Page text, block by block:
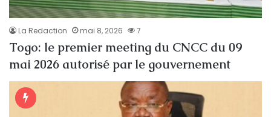
La Redaction mai 8, 2026 7
Togo: le premier meeting du CNCC du 09
mai 2026 autorisé par le gouvernement